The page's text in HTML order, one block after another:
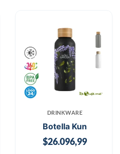
DRINKWARE
Botella Kun
$26.096,99